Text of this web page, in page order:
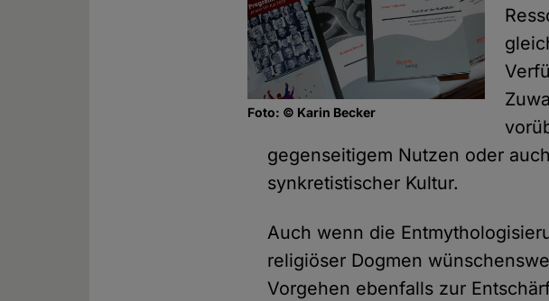
Foto: © Karin Becker
gegenseitigem Nutzen oder
synkretistischer Kultur.
Auch wenn die
religiöser Dogmen
Vorgehen ebenfalls zur